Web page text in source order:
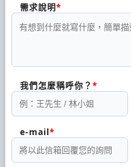
需求說明
我們怎麼稱呼你？
e-mail